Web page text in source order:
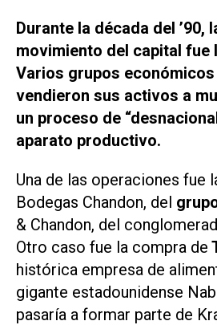
Durante la década del ’90,
movimiento del capital fue
Varios grupos
vendieron sus activos a
un proceso de
aparato productivo.
Una de las operaciones fue
Bodegas Chandon, del
& Chandon, del
Otro caso fue la compra de
histórica empresa de
gigante estadounidense
pasaría a formar parte de